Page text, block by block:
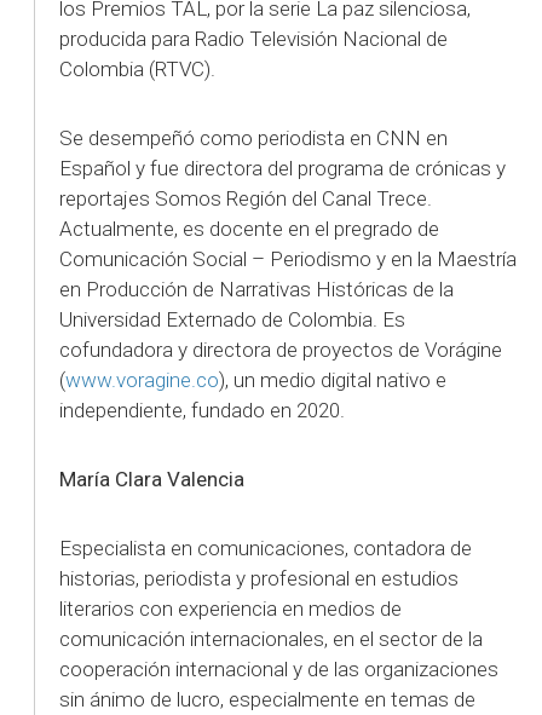
los Premios TAL, por la serie La paz silenciosa,
producida para Radio Televisión Nacional de
Colombia (RTVC).
Se desempeñó como periodista en CNN en
Español y fue directora del programa de crónicas y
reportajes Somos Región del Canal Trece.
Actualmente, es docente en el pregrado de
Comunicación Social – Periodismo y en la Maestría
en Producción de Narrativas Históricas de la
Universidad Externado de Colombia. Es
cofundadora y directora de proyectos de Vorágine
(www.voragine.co), un medio digital nativo e
independiente, fundado en 2020.
María Clara Valencia
Especialista en comunicaciones, contadora de
historias, periodista y profesional en estudios
literarios con experiencia en medios de
comunicación internacionales, en el sector de la
cooperación internacional y de las organizaciones
sin ánimo de lucro, especialmente en temas de